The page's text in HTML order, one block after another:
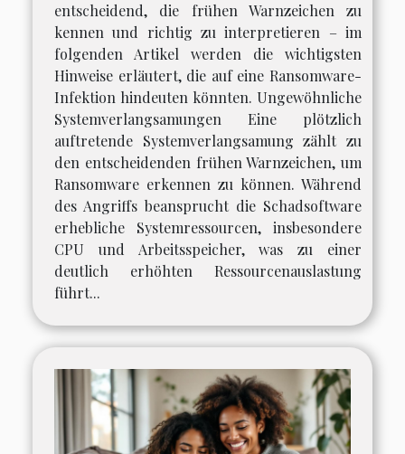
entscheidend, die frühen Warnzeichen zu
kennen und richtig zu interpretieren – im
folgenden Artikel werden die wichtigsten
Hinweise erläutert, die auf eine Ransomware-
Infektion hindeuten könnten. Ungewöhnliche
Systemverlangsamungen Eine plötzlich
auftretende Systemverlangsamung zählt zu
den entscheidenden frühen Warnzeichen, um
Ransomware erkennen zu können. Während
des Angriffs beansprucht die Schadsoftware
erhebliche Systemressourcen, insbesondere
CPU und Arbeitsspeicher, was zu einer
deutlich erhöhten Ressourcenauslastung
führt...